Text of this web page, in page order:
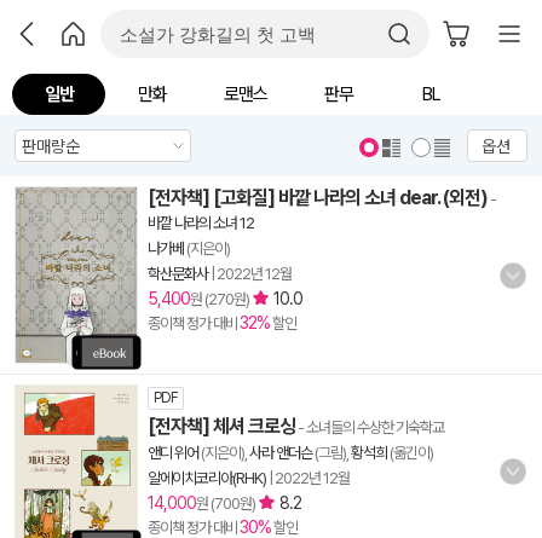
일반 만화 로맨스 판무 BL
옵션
[전자책] [고화질] 바깥 나라의 소녀 dear. (외전) -
바깥 나라의 소녀 12
나가베 (지은이)
학산문화사| 2022년 12월
5,400원 (270원) 10.0
종이책 정가 대비 32%할인
PDF
[전자책] 체셔 크로싱 - 소녀들의 수상한 기숙학교
앤디 위어 (지은이), 사라 앤더슨(그림), 황석희 (옮긴이)
알에이치코리아(RHK) 2022년 12월
14,000원 (700원) 8.2
종이책 정가 대비 30%할인